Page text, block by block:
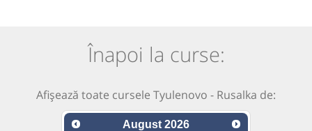
Înapoi la curse:
Afișează toate cursele Tyulenovo - Rusalka de:
August 2026